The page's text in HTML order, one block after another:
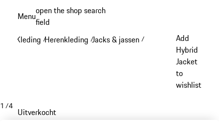
hoofdinhoud
Menuopen the shop search
field
Kleding /Herenkleding /Jacks & jassen /
Add
Hybrid
Jacket
to
wishlist
1 /4
Uitverkocht